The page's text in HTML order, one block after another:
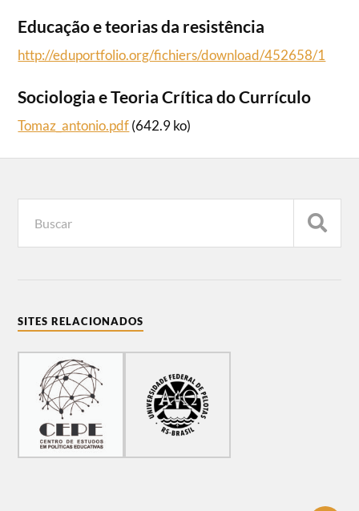
Educação e teorias da resistência
http://eduportfolio.org/fichiers/download/452658/1
Sociologia e Teoria Crítica do Currículo
Tomaz_antonio.pdf(642.9 ko)
SITES RELACIONADOS